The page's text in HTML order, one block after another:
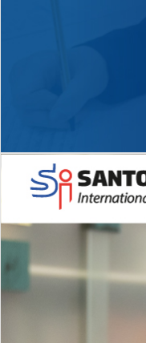
Novidades 2026 High